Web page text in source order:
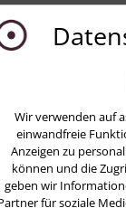
die
ihre
Wir verwenden auf
einwandfreie
Anzeigen zu
können und die
geben wir
für soziale